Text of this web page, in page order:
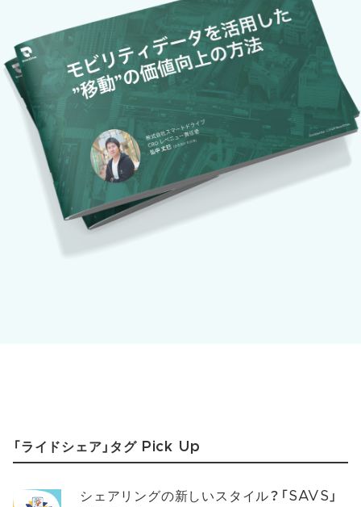
「ライドシェア」タグ Pick Up
シェアリングの新しいスタイル？「SAVS」